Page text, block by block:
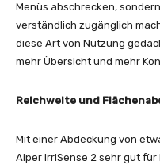
Menüs abschrecken,
verständlich zugänglich
diese Art von Nutzung
mehr Übersicht und mehr
Reichweite und
Mit einer Abdeckung von
Aiper IrriSense 2 sehr gut